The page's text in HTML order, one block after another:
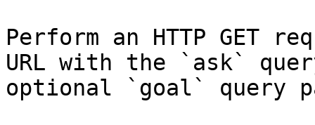
Perform an HTTP GET
URL with the `ask`
optional `goal` query